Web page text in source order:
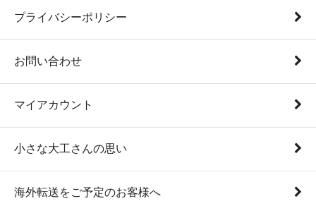
プライバシーポリシー
お問い合わせ
マイアカウント
小さな大工さんの思い
海外転送をご予定のお客様へ